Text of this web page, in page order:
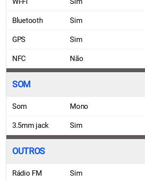
Bluetooth Sim
GPS Sim
NFC Não
SOM
Som Mono
3.5mm jack Sim
OUTROS
Rádio FM Sim